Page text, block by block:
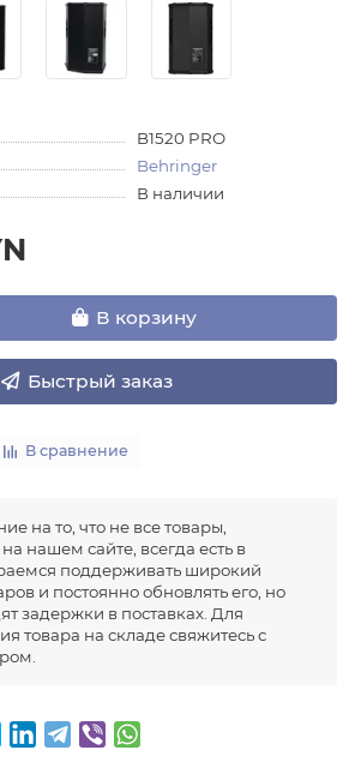
B1520 PRO
Behringer
В наличии
В корзину
Быстрый заказ
В сравнение
на то, что не все товары,
нашем сайте, всегда есть в
поддерживать широкий
и постоянно обновлять его, но
задержки в поставках. Для
товара на складе свяжитесь с